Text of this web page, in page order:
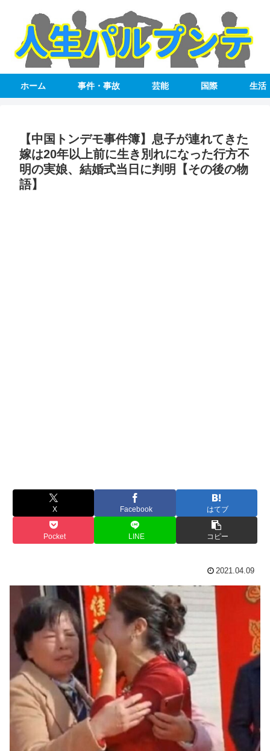
ホーム 事件・事故 芸能 国際 生活
【中国トンデモ事件簿】息子が連れてきた
嫁は20年以上前に生き別れになった行方不
明の実娘、結婚式当日に判明【その後の物
語】
X Facebook はてブ
Pocket LINE コピー
2021.04.09